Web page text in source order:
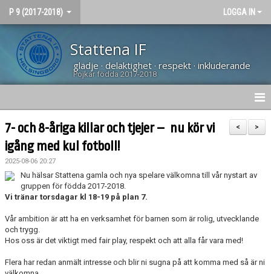
P 9 (2017-2018) LOGGA IN
Stattena IF
glädje · delaktighet · respekt · inkluderande
Pojkar födda 2017-2018
HEM
NYHETER
DOKUMENT
BILDGALLERI
KONTAKT
>
<
7- och 8-åriga killar och tjejer – nu kör vi
igång med kul fotboll!
2025-08-06 20:27
Nu hälsar Stattena gamla och nya spelare välkomna till vår nystart av
gruppen för födda 2017-2018.
Vi tränar torsdagar kl 18-19 på plan 7.
Vår ambition är att ha en verksamhet för barnen som är rolig, utvecklande
och trygg.
Hos oss är det viktigt med fair play, respekt och att alla får vara med!
Flera har redan anmält intresse och blir ni sugna på att komma med så är ni